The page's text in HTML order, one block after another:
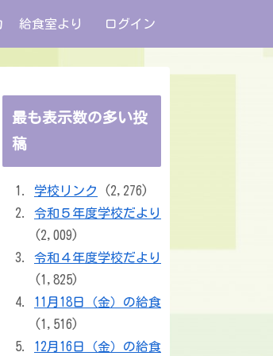
給食室より ログイン
最も表示数の多い投
稿
学校リンク
(2,276)
令和５年度学校だより
(2,009)
令和４年度学校だより
(1,825)
11月18日（金）の給食
(1,516)
12月16日（金）の給食